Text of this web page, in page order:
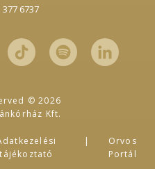
377 6737
© 2026
Kft.
tájékoztató
Orvos
Portál